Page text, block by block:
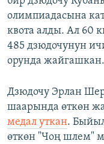
олимпиадасына
квота алды. Ал 60
485 дзюдочунун
орунда жайгашкан.
Дзюдочу Эрлан
шаарында өткөн
медал уткан.
өткөн "Чоң шлем"